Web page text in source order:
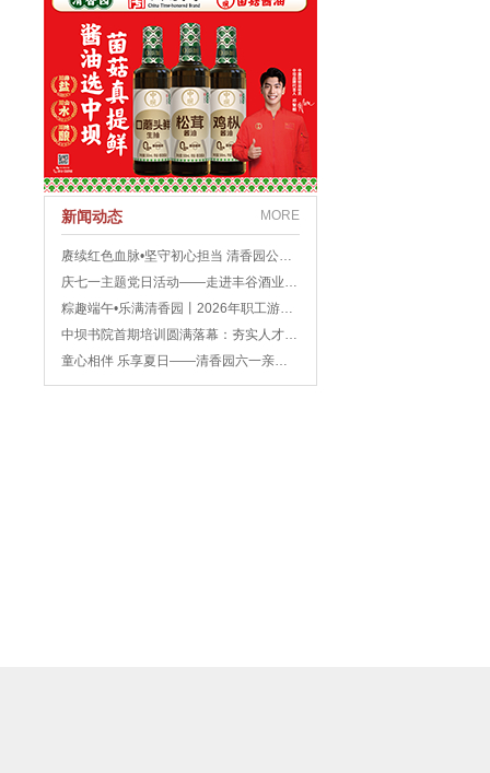
新闻动态 MORE
赓续红色血脉•坚守初心担当 清香园公司2026年八一建军节主题观影活动圆满举办
庆七一主题党日活动——走进丰谷酒业 汲取奋进力量
粽趣端午•乐满清香园丨2026年职工游园温情瞬间
中坝书院首期培训圆满落幕：夯实人才根基，赋能战略发展新篇章
童心相伴 乐享夏日——清香园六一亲子游园活动圆满成功